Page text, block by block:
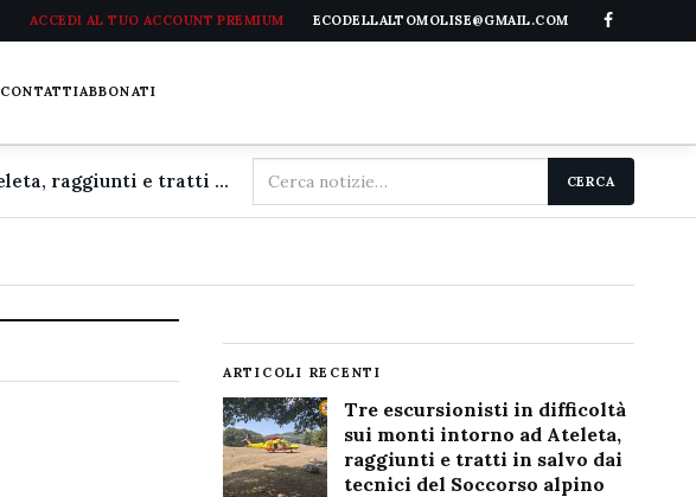
ACCEDI AL TUO ACCOUNT PREMIUM ECODELLALTOMOLISE@GMAIL.COM
CONTATTIABBONATI
Tre escursionisti in difficoltà sui monti intorno ad Ateleta, raggiunti e tratti in salvo dai tecnici del Soccorso alpino
Cerca
nel
CERCA
ARTICOLI RECENTI
Tre escursionisti in difficoltà
sui monti intorno ad Ateleta,
raggiunti e tratti in salvo dai
tecnici del Soccorso alpino